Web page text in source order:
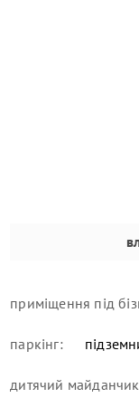
приміщення під
паркінг:
дитячий